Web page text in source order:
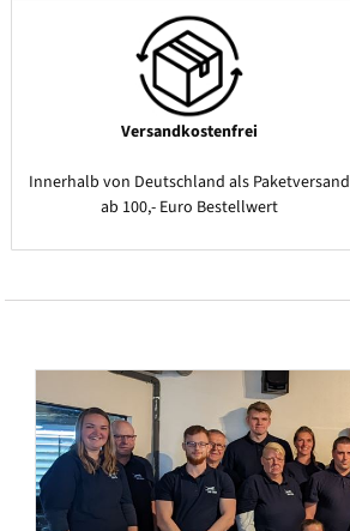
Versandkostenfrei
Innerhalb von Deutschland als Paketversand
ab 100,- Euro Bestellwert